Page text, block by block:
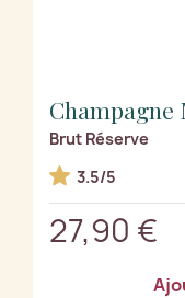
Champagne
Brut Réserve
3.5/5
27,90 €